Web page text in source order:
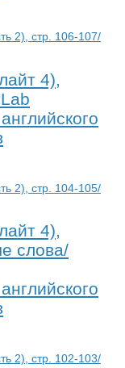
4),
4),
слова/